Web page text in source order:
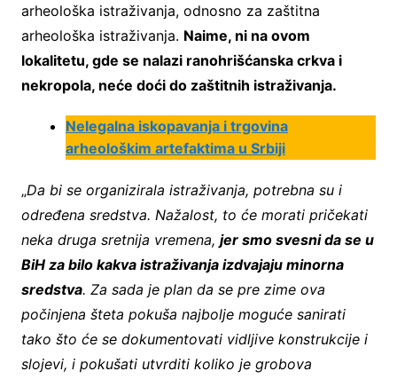
arheološka istraživanja, odnosno za zaštitna
arheološka istraživanja. Naime, ni na ovom
lokalitetu, gde se nalazi ranohrišćanska crkva i
nekropola, neće doći do zaštitnih istraživanja.
Nelegalna iskopavanja i trgovina
arheološkim artefaktima u Srbiji
„Da bi se organizirala istraživanja, potrebna su i
određena sredstva. Nažalost, to će morati pričekati
neka druga sretnija vremena, jer smo svesni da se u
BiH za bilo kakva istraživanja izdvajaju minorna
sredstva. Za sada je plan da se pre zime ova
počinjena šteta pokuša najbolje moguće sanirati
tako što će se dokumentovati vidljive konstrukcije i
slojevi, i pokušati utvrditi koliko je grobova